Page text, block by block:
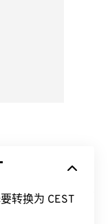
转换为 CEST